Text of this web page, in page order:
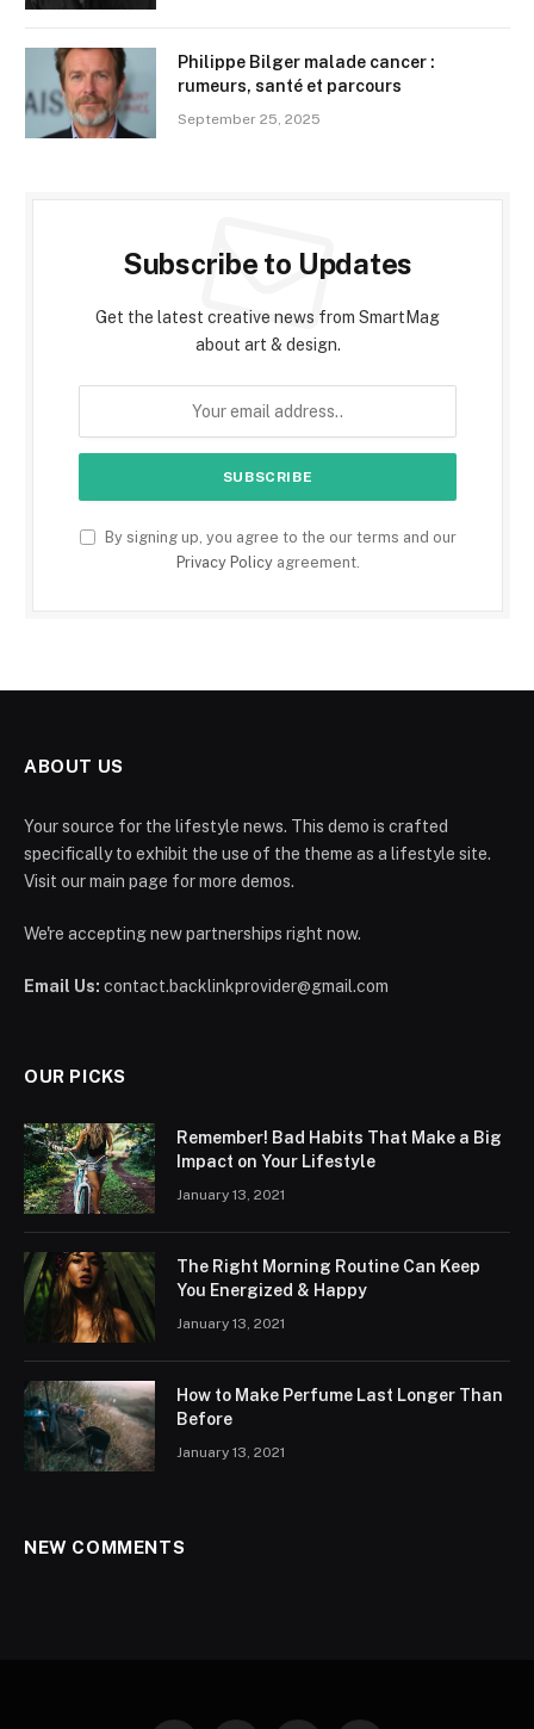
Philippe Bilger malade cancer :
rumeurs, santé et parcours
September 25, 2025
Subscribe to Updates
Get the latest creative news from SmartMag
about art & design.
By signing up, you agree to the our terms and our
Privacy Policyagreement.
ABOUT US
Your source for the lifestyle news. This demo is crafted
specifically to exhibit the use of the theme as a lifestyle site.
Visit our main page for more demos.
We're accepting new partnerships right now.
Email Us: contact.backlinkprovider@gmail.com
OUR PICKS
Remember! Bad Habits That Make a Big
Impact on Your Lifestyle
January 13, 2021
The Right Morning Routine Can Keep
You Energized & Happy
January 13, 2021
How to Make Perfume Last Longer Than
Before
January 13, 2021
NEW COMMENTS